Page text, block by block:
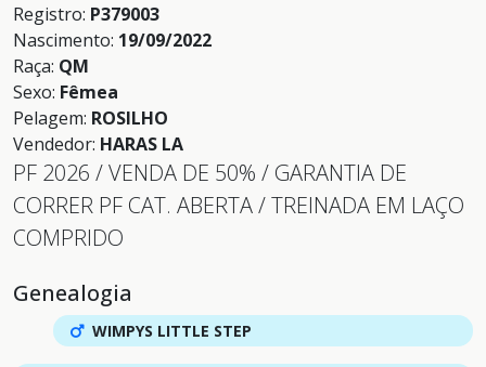
Registro: P379003
Nascimento: 19/09/2022
Raça: QM
Sexo: Fêmea
Pelagem: ROSILHO
Vendedor: HARAS LA
PF 2026 / VENDA DE 50% / GARANTIA DE
CORRER PF CAT. ABERTA / TREINADA EM LAÇO
COMPRIDO
Genealogia
WIMPYS LITTLE STEP